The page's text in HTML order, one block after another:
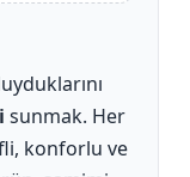
sunmak. Her
konforlu ve